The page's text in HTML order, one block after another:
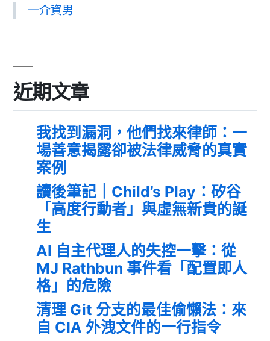
一介資男
近期文章
我找到漏洞，他們找來律師：一
場善意揭露卻被法律威脅的真實
案例
讀後筆記｜Child’s Play：矽谷
「高度行動者」與虛無新貴的誕
生
AI 自主代理人的失控一擊：從
MJ Rathbun 事件看「配置即人
格」的危險
清理 Git 分支的最佳偷懶法：來
自 CIA 外洩文件的一行指令